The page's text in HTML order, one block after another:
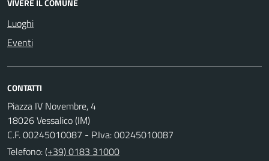
VIVERE IL COMUNE
Luoghi
Eventi
CONTATTI
Piazza IV Novembre, 4
18026 Vessalico (IM)
C.F. 00245010087 - P.Iva: 00245010087
Telefono:(+39) 0183 31000